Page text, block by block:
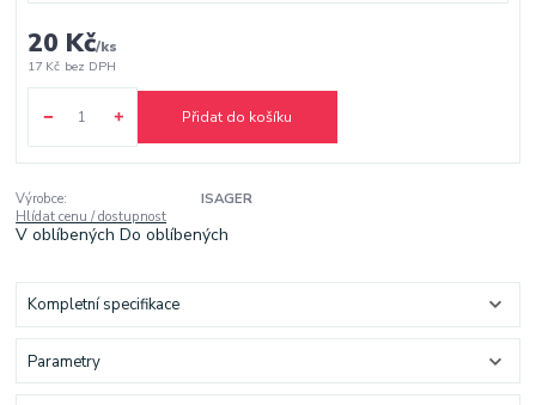
20 Kč/ks
17 Kč bez DPH
Přidat do košíku
Výrobce:
ISAGER
Hlídat cenu / dostupnost
V oblíbenýchDo oblíbených
Kompletní specifikace
Parametry